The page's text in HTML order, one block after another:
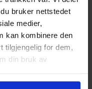
bruker nettstedet
medier,
kan kombinere den
tilgjengelig for dem,
din bruk av